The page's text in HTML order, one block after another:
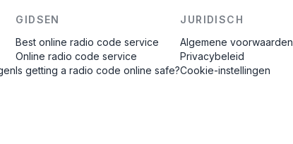
GIDSEN
Best online radio code service
Online radio code service
Is getting a radio code online safe?
JURIDISCH
Algemene voorwaarden
Privacybeleid
Cookie-instellingen